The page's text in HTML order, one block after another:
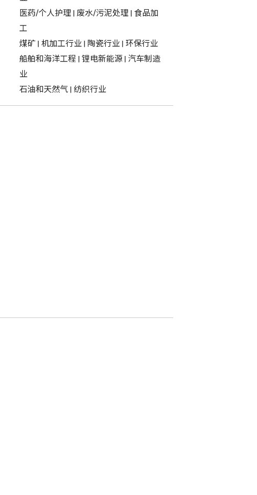
医药/个人护理| 废水/污泥处理| 食品加
工
煤矿| 机加工行业| 陶瓷行业| 环保行业
船舶和海洋工程 | 锂电新能源| 汽车制造
业
石油和天然气| 纺织行业